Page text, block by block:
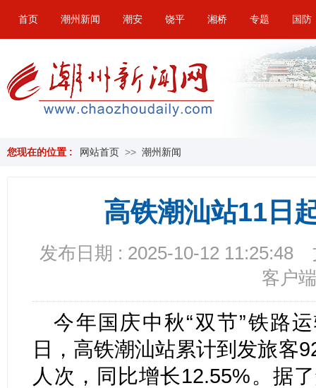
首页 潮州新闻 潮安 饶平 湘桥 专题 国防
您现在的位置 : 网站首页 >> 潮州新闻
高铁潮汕站11日
发布日期 : 2025-10-12 11:25:48
客户端
今年国庆中秋“双节”铁路
日，高铁潮汕站累计到发旅客
人次，同比增长12.55%。据